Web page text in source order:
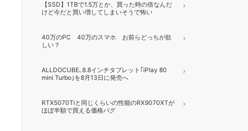
【SSD】1TBで1.5万とか、買った時の倍なんだ
けど今だと買い増してしまいそうで怖い
40万のPC 40万のスマホ お前らどっちが欲
しい？
ALLDOCUBE､8.8インチタブレット｢iPlay 80
mini Turbo｣を8月13日に発売へ
RTX5070Tiと同じくらいの性能のRX9070XTが
ほぼ半額で買える価格バグ